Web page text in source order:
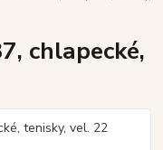
chlapecké,